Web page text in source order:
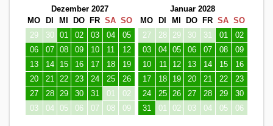
Dezember 2027
MO
DI MI DO FR SA SO
29
30 01 02 03 04
05
06
07 08 09 10 11
12
13
14 15 16 17 18
19
20
21 22 23 24 25
26
27
28 29 30 31 01
02
03
04 05 06 07 08 09
Januar 2028
MO
DI MI DO FR SA SO
27
28 29 30 31 01
02
03
04 05 06 07 08
09
10
11 12 13 14 15
16
17
18 19 20 21 22
23
24
25 26 27 28 29
30
31
01 02 03 04 05 06